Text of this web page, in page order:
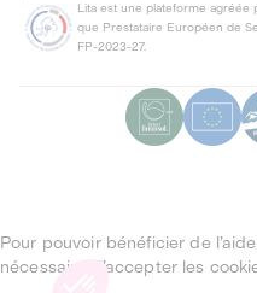
Lita est une plateforme agréée
que Prestataire Européen de
FP-2023-27.
Pour pouvoir bénéficier de
nécessaire d’accepter les